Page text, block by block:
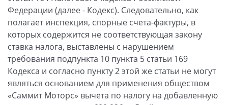
Федерации (далее - Кодекс). Следовательно, как
полагает инспекция, спорные счета-фактуры, в
которых содержится не соответствующая закону
ставка налога, выставлены с нарушением
требования подпункта 10 пункта 5 статьи 169
Кодекса и согласно пункту 2 этой же статьи не могут
являться основанием для применения обществом
«Саммит Моторс» вычета по налогу на добавленную